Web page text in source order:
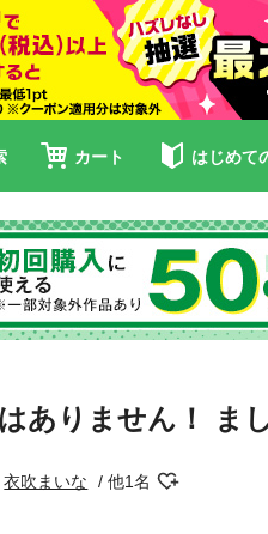
カート はじめて
ありません！ ま
衣吹まいな 他1名